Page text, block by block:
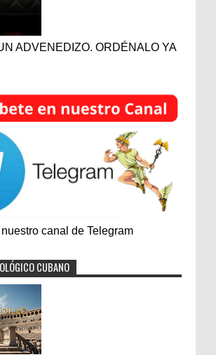
ADVENEDIZO. ORDÉNALO YA
canal de Telegram
CUBANO